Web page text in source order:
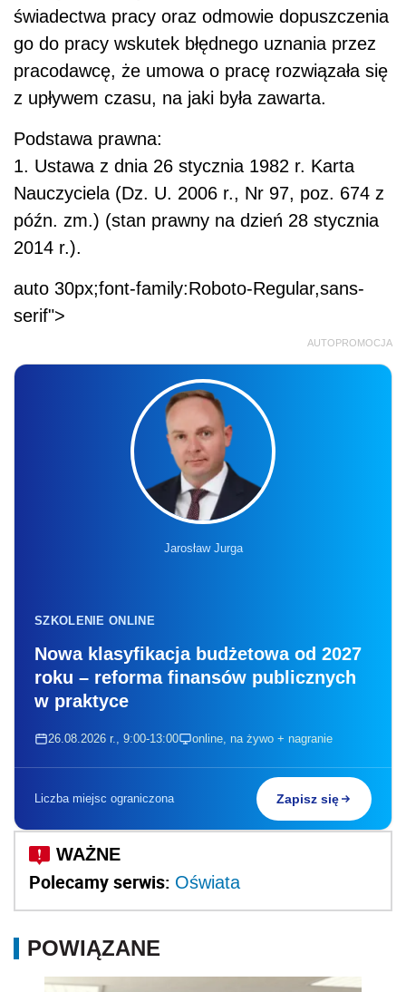
świadectwa pracy oraz odmowie dopuszczenia
go do pracy wskutek błędnego uznania przez
pracodawcę, że umowa o pracę rozwiązała się
z upływem czasu, na jaki była zawarta.
Podstawa prawna:
1. Ustawa z dnia 26 stycznia 1982 r. Karta
Nauczyciela (Dz. U. 2006 r., Nr 97, poz. 674 z
późn. zm.) (stan prawny na dzień 28 stycznia
2014 r.).
auto 30px;font-family:Roboto-Regular,sans-
serif">
AUTOPROMOCJA
Jarosław Jurga
SZKOLENIE ONLINE
Nowa klasyfikacja budżetowa od 2027
roku – reforma finansów publicznych
w praktyce
26.08.2026 r., 9:00-13:00 online, na żywo + nagranie
Liczba miejsc ograniczona Zapisz się
Polecamy serwis: Oświata
POWIĄZANE